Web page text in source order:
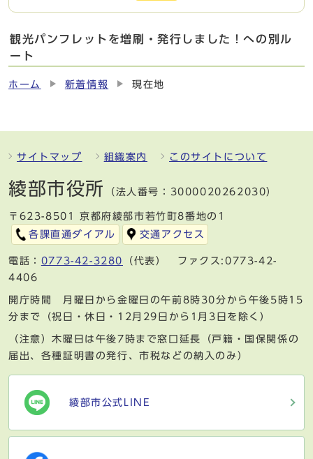
観光パンフレットを増刷・発行しました！への別ル
ート
ホーム 新着情報 現在地
サイトマップ 組織案内 このサイトについて
綾部市役所 （法人番号：3000020262030）
〒623-8501 京都府綾部市若竹町8番地の1
各課直通ダイアル
交通アクセス
電話： 0773-42-3280
（代表） ファクス:0773-42-
4406
開庁時間 月曜日から金曜日の午前8時30分から午後5時15
分まで（祝日・休日・12月29日から1月3日を除く）
（注意）木曜日は午後7時まで窓口延長（戸籍・国保関係の
届出、各種証明書の発行、市税などの納入のみ）
綾部市公式LINE